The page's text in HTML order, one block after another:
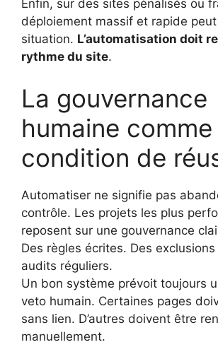
Enfin, sur des sites pénalisés ou
déploiement massif et rapide
situation. L’automatisation doit
rythme du site.
La gouvernance
humaine comme
condition de
Automatiser ne signifie pas
contrôle. Les projets les plus
reposent sur une gouvernance
Des règles écrites. Des
audits réguliers.
Un bon système prévoit toujours
veto humain. Certaines pages
sans lien. D’autres doivent être
manuellement.